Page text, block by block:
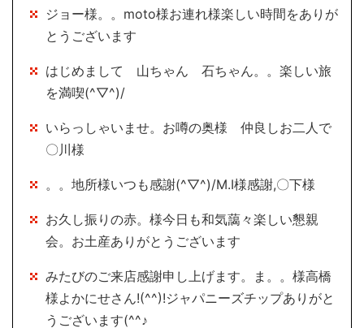
ジョー様。。moto様お連れ様楽しい時間をありが
とうございます
はじめまして 山ちゃん 石ちゃん。。楽しい旅
を満喫(^▽^)/
いらっしゃいませ。お噂の奥様 仲良しお二人で
〇川様
。。地所様いつも感謝(^▽^)/M.I様感謝,〇下様
お久し振りの赤。様今日も和気藹々楽しい懇親
会。お土産ありがとうございます
みたびのご来店感謝申し上げます。ま。。様高橋
様よかにせさん!(^^)!ジャパニーズチップありがと
うございます(^^♪